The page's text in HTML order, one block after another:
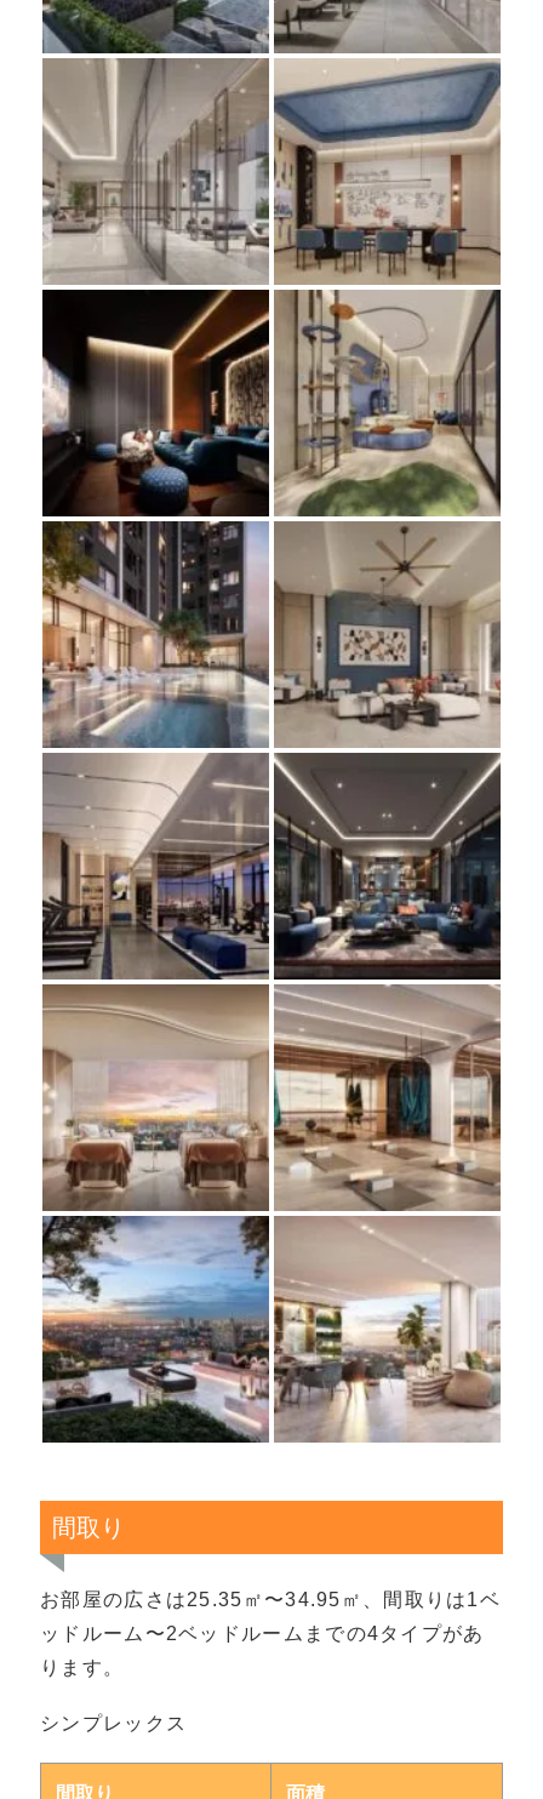
間取り
お部屋の広さは25.35㎡〜34.95㎡、間取りは1ベ
ッドルーム〜2ベッドルームまでの4タイプがあ
ります。
シンプレックス
間取り 面積